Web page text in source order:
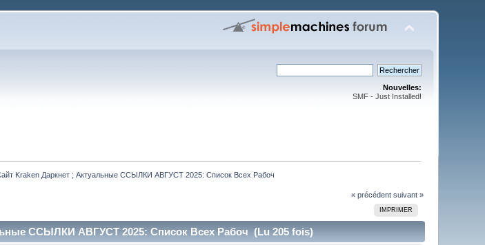
Nouvelles:
SMF - Just Installed!
Kraken Даркнет ; Актуальные ССЫЛКИ АВГУСТ 2025: Список Всех Рабоч
« précédent suivant »
IMPRIMER
ССЫЛКИ АВГУСТ 2025: Список Всех Рабоч (Lu 205 fois)